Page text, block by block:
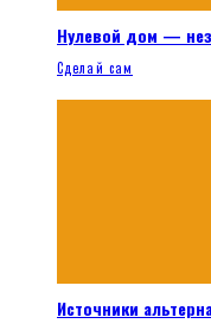
Нулевой дом —
Сделай сам
Источники